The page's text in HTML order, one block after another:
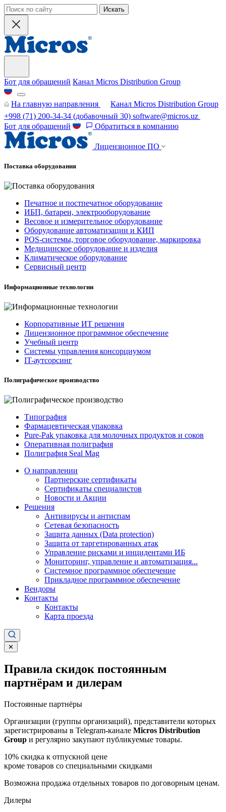
Искать
Бот для обращений Канал Micros Distribution Group
На главную направления
Канал Micros Distribution Group
+998 (71) 200-34-34 (добавочный 30) software@micros.uz
Бот для обращений
Обратиться в компанию
Лицензионное ПО
Поставка оборудования
Печатное и постпечатное оборудование
ИБП, батареи, электрооборудование
Весовое и измерительное оборудование
Оборудование автоматизации и КИП
POS-системы, торговое оборудование, маркировка
Медицинское оборудование и изделия
Климатическое оборудование
Сервисный центр
Информационные технологии
Корпоративные ИТ решения
Лицензионное программное обеспечение
Учебный центр
Системы управления консорциумом
IT-аутсорсинг
Полиграфическое производство
Типография
Фармацевтическая упаковка
Pure-Pak упаковка для молочных продуктов и соков
Оперативная полиграфия
Полиграфия Seal Mag
О направлении
Партнерские сертификаты
Сертификаты специалистов
Новости и Акции
Решения
Антивирусы и антиспам
Сетевая безопасность
Защита данных (Data protection)
Защита от таргетированных атак
Управление рисками и инцидентами ИБ
Мониторинг, управление и автоматизация...
Системное программное обеспечение
Прикладное программное обеспечение
Вендоры
Контакты
Контакты
Карта проезда
✕
Правила скидок постоянным
партнёрам и дилерам
Постоянные партнёры
Организации (группы организаций), представители которых
зарегистрированы в Telegram-канале Micros Distribution
Group и регулярно закупают публикуемые товары.
10% скидка к отпускной цене
кроме товаров со специальными скидками
Возможна продажа отдельных товаров по договорным ценам.
Дилеры